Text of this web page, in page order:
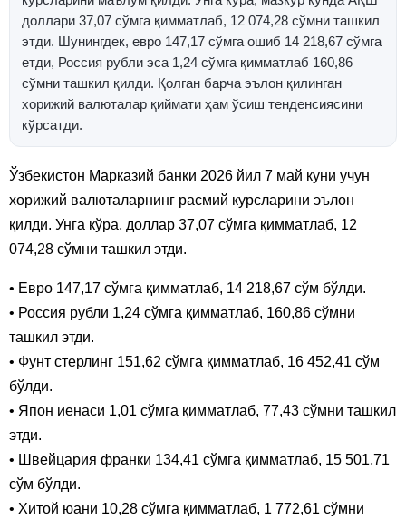
доллари 37,07 сўмга қимматлаб, 12 074,28 сўмни ташкил
этди. Шунингдек, евро 147,17 сўмга ошиб 14 218,67 сўмга
етди, Россия рубли эса 1,24 сўмга қимматлаб 160,86
сўмни ташкил қилди. Қолган барча эълон қилинган
хорижий валюталар қиймати ҳам ўсиш тенденсиясини
кўрсатди.
Ўзбекистон Марказий банки 2026 йил 7 май куни учун
хорижий валюталарнинг расмий курсларини эълон
қилди. Унга кўра, доллар 37,07 сўмга қимматлаб, 12
074,28 сўмни ташкил этди.
• Евро 147,17 сўмга қимматлаб, 14 218,67 сўм бўлди.
• Россия рубли 1,24 сўмга қимматлаб, 160,86 сўмни
ташкил этди.
• Фунт стерлинг 151,62 сўмга қимматлаб, 16 452,41 сўм
бўлди.
• Япон иенаси 1,01 сўмга қимматлаб, 77,43 сўмни ташкил
этди.
• Швейцария франки 134,41 сўмга қимматлаб, 15 501,71
сўм бўлди.
• Хитой юани 10,28 сўмга қимматлаб, 1 772,61 сўмни